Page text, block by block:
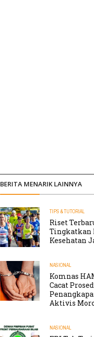
BERITA MENARIK LAINNYA
TIPS & TUTORIAL
Riset
Tingkatkan
Kesehatan
NASIONAL
Komnas
Cacat
Aktivis
NASIONAL